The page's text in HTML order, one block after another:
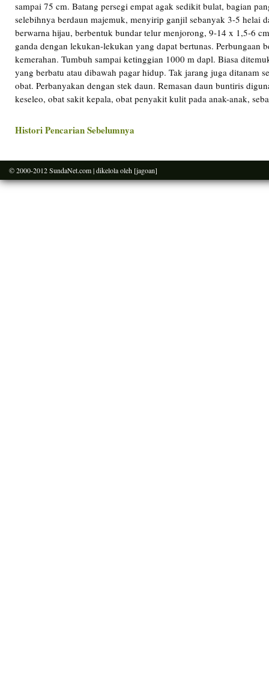
sampai 75 cm. Batang persegi empat agak sedikit bulat, bagian
selebihnya berdaun majemuk, menyirip ganjil sebanyak 3-5 helai
berwarna hijau, berbentuk bundar telur menjorong, 9-14 x 1,5-6
ganda dengan lekukan-lekukan yang dapat bertunas. Perbungaan
kemerahan. Tumbuh sampai ketinggian 1000 m dapl. Biasa
yang berbatu atau dibawah pagar hidup. Tak jarang juga ditanam
obat. Perbanyakan dengan stek daun. Remasan daun buntiris
keseleo, obat sakit kepala, obat penyakit kulit pada anak-anak,
Histori Pencarian Sebelumnya
© 2000-2012SundaNet.com| dikelola oleh [jagoan]